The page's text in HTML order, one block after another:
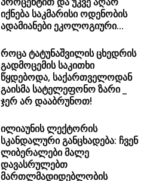
იქნება საკმარისი ოდენობის
ადამიანები ეკოლოგიური...
როცა ტატუნაშვილის ცხედრის
გადმოცემის საკითხი
წყდებოდა, საქართველოდან
გაისმა სატელეფონო ზარი _
ჯერ არ დააბრუნოთ!
ილიაუნის ლექტორის
სკანდალური განცხადება: ჩვენ
ლიბერალები მალე
დავასრულებთ
მართლმადიდებლობის